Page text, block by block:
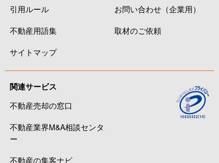
引用ルール
不動産用語集
サイトマップ
お問い合わせ（企業用）
取材のご依頼
関連サービス
不動産売却の窓口
不動産業界M&A相談センタ
ー
不動産の集客ナビ